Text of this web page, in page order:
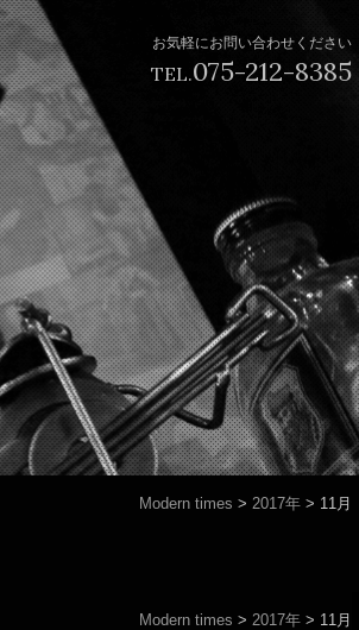
お気軽にお問い合わせください
TEL.075-212-8385
Modern times > 2017年> 11月
Modern times > 2017年> 11月